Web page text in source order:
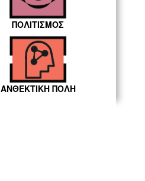
ΠΟΛΙΤΙΣΜΟΣ
ΑΝΘΕΚΤΙΚΗ ΠΟΛΗ